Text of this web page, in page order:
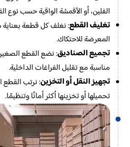
الفلين، أو الأقمشة الواقية حسب نوع
تغليف القطع: نغلف كل قطعة بعناية
المعرضة للاحتكاك.
تجميع الصناديق: نضع القطع
مناسبة مع تقليل الفراغات الداخلية.
تجهيز النقل أو التخزين: نرتب القطع
تحميلها أو تخزينها أكثر أمانًا وتنظيمًا.